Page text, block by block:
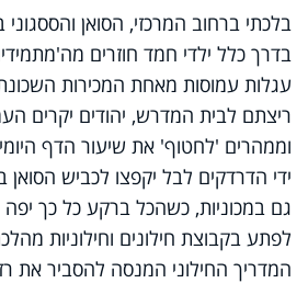
בלכתי ברחוב המרכזי, הסואן
בדרך כלל ילדי חמד חוזרים
עגלות עמוסות מאחת המכירות
ריצתם לבית המדרש, יהודים יקרים
וממהרים 'לחטוף' את שיעור הדף
ידי הדרדקים לבל יקפצו לכביש הסואן
גם במכוניות, כשהכל ברקע כל כך יפה
לפתע בקבוצת חילונים וחילוניות
המדריך החילוני המנסה להסביר את